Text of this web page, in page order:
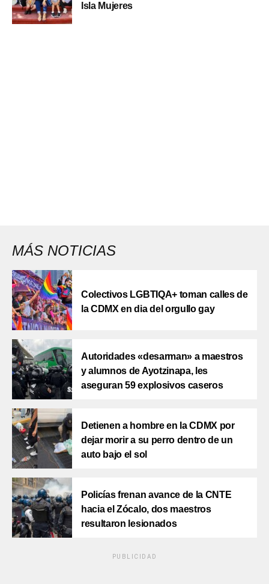
Isla Mujeres
MÁS NOTICIAS
Colectivos LGBTIQA+ toman calles de
la CDMX en dia del orgullo gay
Autoridades «desarman» a maestros
y alumnos de Ayotzinapa, les
aseguran 59 explosivos caseros
Detienen a hombre en la CDMX por
dejar morir a su perro dentro de un
auto bajo el sol
Policías frenan avance de la CNTE
hacia el Zócalo, dos maestros
resultaron lesionados
PUBLICIDAD